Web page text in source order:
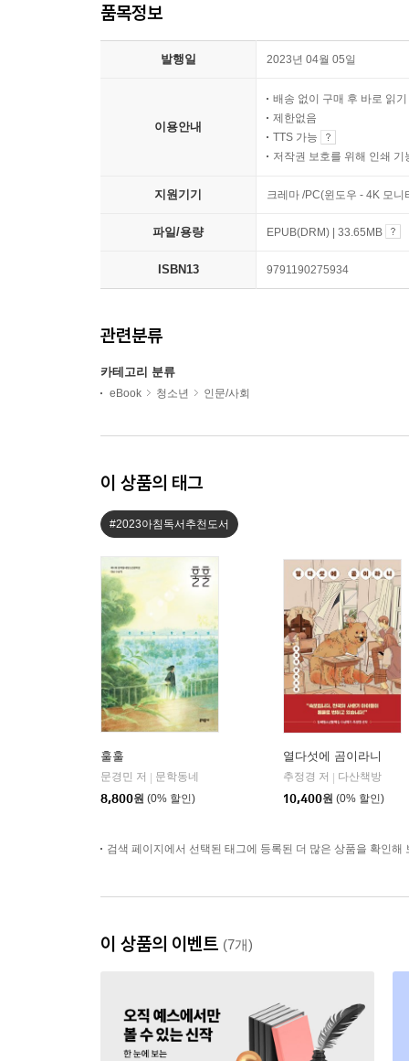
품목정보
발행일 2023년 04월 05일
이용안내
배송 없이 구매 후 바로 읽기
제한없음
TTS 가능
저작권 보호를 위해 인쇄 기
지원기기 크레마 /PC(윈도우 - 4K 모
파일/용량 EPUB(DRM) | 33.65MB
ISBN13 9791190275934
관련분류
카테고리 분류
eBook 청소년 인문/사회
이 상품의 태그
#2023아침독서추천도서
훌훌
문경민 저
문학동네
8,800원 (0% 할인)
열다섯에 곰이라니
추정경 저
다산책방
10,400원 (0% 할인)
검색 페이지에서 선택된 태그에 등록된 더 많은 상품을 확인해
이 상품의 이벤트 (7개)